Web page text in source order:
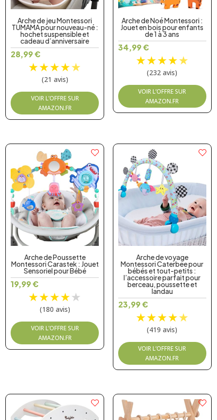
Arche de jeu Montessori
TUMAMA pour nouveau-né :
hochet suspensible et
cadeau d’anniversaire
28,99€
★★★★★
(21 avis)
VOIR L’OFFRE SUR
AMAZON.FR
Arche de Noé Montessori :
Jouet en bois pour enfants
de 1 à 3 ans
34,99€
★★★★★
(232 avis)
VOIR L’OFFRE SUR
AMAZON.FR
Arche de Poussette
Montessori Carastek : Jouet
Sensoriel pour Bébé
19,99€
★★★★★
(180 avis)
VOIR L’OFFRE SUR
AMAZON.FR
Arche de voyage
Montessori Caterbee pour
bébés et tout-petits :
l’accessoire parfait pour
berceau, poussette et
landau
23,99€
★★★★★
(419 avis)
VOIR L’OFFRE SUR
AMAZON.FR